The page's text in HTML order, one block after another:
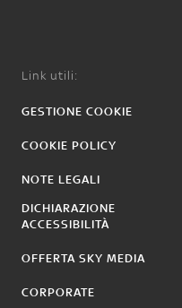
Link utili:
GESTIONE COOKIE
COOKIE POLICY
NOTE LEGALI
DICHIARAZIONE
ACCESSIBILITÀ
OFFERTA SKY MEDIA
CORPORATE